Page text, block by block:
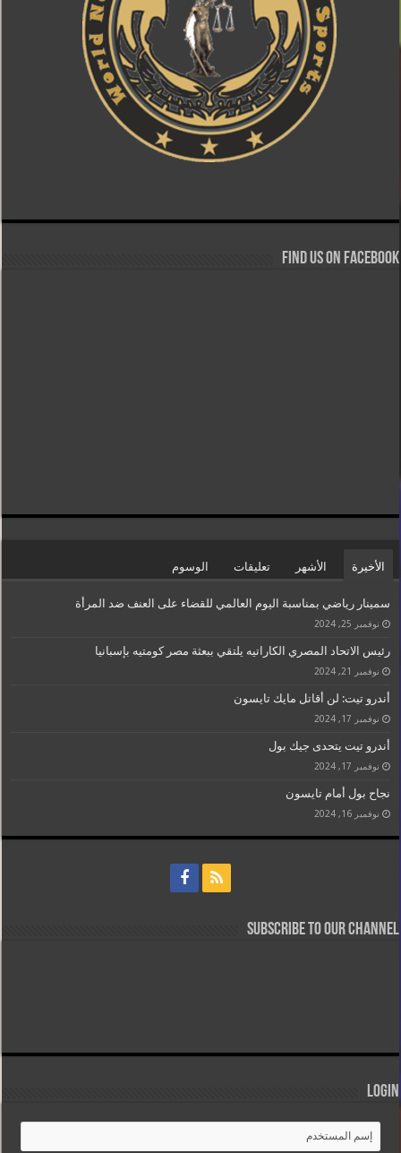
Find us on Facebook
الأخيرة الأشهر تعليقات الوسوم
سمينار رياضي بمناسبة اليوم العالمي للقضاء على العنف ضد المرأة
نوفمبر 25, 2024
رئيس الاتحاد المصري الكاراتيه يلتقي ببعثة مصر كومتيه بإسبانيا
نوفمبر 21, 2024
أندرو تيت: لن أقاتل مايك تايسون
نوفمبر 17, 2024
أندرو تيت يتحدى جيك بول
نوفمبر 17, 2024
نجاح بول أمام تايسون
نوفمبر 16, 2024
Subscribe to our Channel
Login